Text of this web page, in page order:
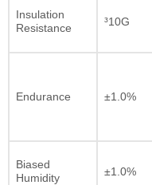
Insulation
Resistance
³10G
Endurance ±1.0%
Biased
Humidity
±1.0%